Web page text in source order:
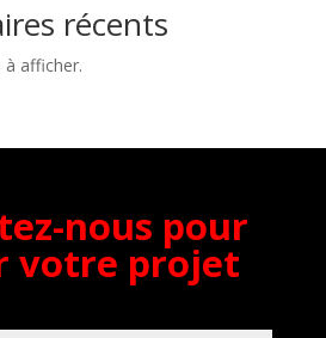
récents
afficher.
nous pour
votre projet